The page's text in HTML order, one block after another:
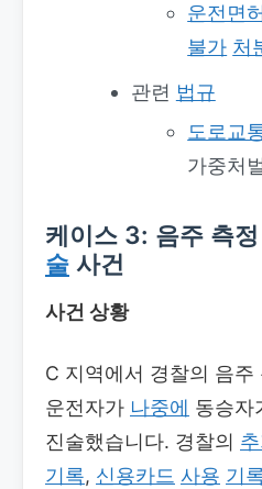
운전면허
불가 처
관련 법규
도로교
가중처
케이스 3: 음주 측정
술 사건
사건 상황
C 지역에서 경찰의 음
운전자가 나중에 동승자
진술했습니다. 경찰의
기록, 신용카드 사용 기